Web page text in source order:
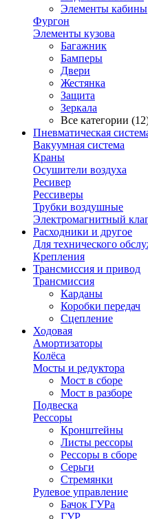
Элементы кабины
Фургон
Элементы кузова
Багажник
Бамперы
Двери
Жестянка
Защита
Зеркала
Все категории
Пневматическая
Вакуумная система
Краны
Осушители воздуха
Ресивер
Рессиверы
Трубки воздушные
Электромагнитный
Расходники и другое
Для технического
Крепления
Трансмиссия и привод
Трансмиссия
Карданы
Коробки передач
Сцепление
Ходовая
Амортизаторы
Колёса
Мосты и редуктора
Мост в сборе
Мост в разборе
Подвеска
Рессоры
Кронштейны
Листы рессоры
Рессоры в сборе
Серьги
Стремянки
Рулевое управление
Бачок ГУРа
ГУР